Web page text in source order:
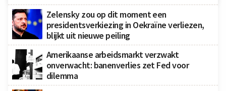
Zelensky zou op dit moment een
presidentsverkiezing in Oekraïne verliezen,
blijkt uit nieuwe peiling
Amerikaanse arbeidsmarkt verzwakt
onverwacht: banenverlies zet Fed voor
dilemma